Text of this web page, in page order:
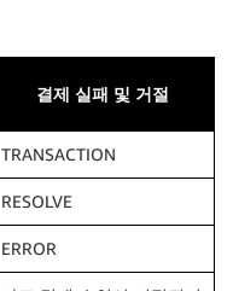
결제 실패 및 거절
TRANSACTION
RESOLVE
ERROR